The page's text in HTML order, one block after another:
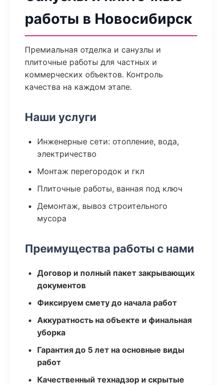
работы в Новосибирск
Премиальная отделка и санузлы и
плиточные работы для частных и
коммерческих объектов. Контроль
качества на каждом этапе.
Наши услуги
Инженерные сети: отопление, вода,
электричество
Монтаж перегородок и гкл
Плиточные работы, ванная под ключ
Демонтаж, вывоз строительного
мусора
Преимущества работы с нами
Договор и полный пакет закрывающих
документов
Фиксируем смету до начала работ
Аккуратность на объекте и финальная
уборка
Гарантия до 5 лет на основные виды
работ
Качественный технадзор и скрытые